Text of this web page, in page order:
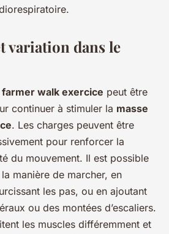
variation dans le
farmer walk exercice peut être
continuer à stimuler la masse
. Les charges peuvent être
pour renforcer la
du mouvement. Il est possible
manière de marcher, en
les pas, ou en ajoutant
ou des montées d’escaliers.
les muscles différemment et